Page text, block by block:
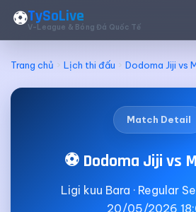
⚽TySoLive
V-League & Bóng Đá Quốc Tế
Trang chủ Lịch thi đấu Dodoma Jiji vs
Match Detail
⚽ Dodoma Jiji vs
Ligi kuu Bara · Regular
20/05/2026